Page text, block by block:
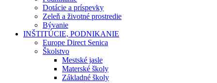
Dotácie a príspevky
Zeleň a životné prostredie
Bývanie
INŠTITÚCIE, PODNIKANIE
Europe Direct Senica
Školstvo
Mestské jasle
Materské školy
Základné školy